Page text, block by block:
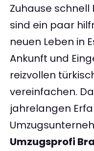
Zuhause schnell
sind ein paar
neuen Leben in
Ankunft und
reizvollen
vereinfachen.
jahrelangen
Umzugsprofi